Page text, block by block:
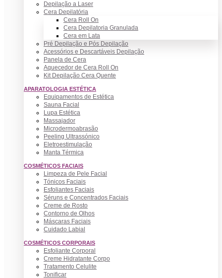
Depilação a Laser
Cera Depilatória
Cera Roll On
Cera Depilatoria Granulada
Cera em Lata
Pré Depilação e Pós Depilação
Acessórios e Descartáveis Depilação
Panela de Cera
Aquecedor de Cera Roll On
Kit Depilação Cera Quente
APARATOLOGIA ESTÉTICA
Equipamentos de Estética
Sauna Facial
Lupa Estética
Massajador
Microdermoabrasão
Peeling Ultrassónico
Eletroestimulação
Manta Térmica
COSMÉTICOS FACIAIS
Limpeza de Pele Facial
Tónicos Faciais
Esfoliantes Faciais
Séruns e Concentrados Faciais
Creme de Rosto
Contorno de Olhos
Máscaras Faciais
Cuidado Labial
COSMÉTICOS CORPORAIS
Esfoliante Corporal
Creme Hidratante Corpo
Tratamento Celulite
Tonificar